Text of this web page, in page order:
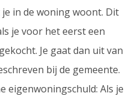
in de woning woont. Dit
je voor het eerst een
Je gaat dan uit van
bij de gemeente.
eigenwoningschuld: Als je